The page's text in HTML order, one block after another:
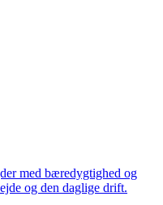
med bæredygtighed og
og den daglige drift.